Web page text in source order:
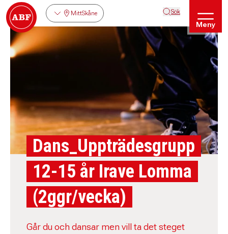
MittSkåne Sök
Meny
Dans_Uppträdesgrupp
12-15 år Irave Lomma
(2ggr/vecka)
Går du och dansar men vill ta det steget